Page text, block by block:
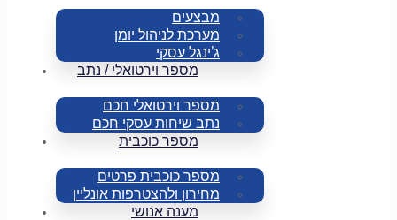
מבצעים
מערכת לניהול יומן
ג’ינגל עסקי
מספר וירטואלי / נתב
מספר וירטואלי חכם
נתב שיחות עסקי חכם
מספר כוכבית
מספר כוכבית פרטים
מחירון ולהצטרפות אונליין
מענה אנושי